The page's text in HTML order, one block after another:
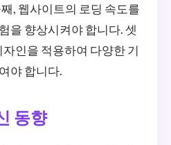
, 웹사이트의 로딩 속도를
을 향상시켜야 합니다. 셋
인을 적용하여 다양한 기
야 합니다.
동향